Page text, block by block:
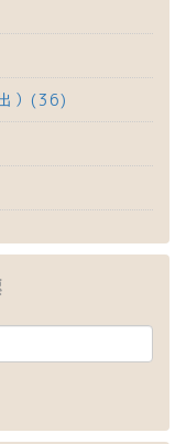
）(36)